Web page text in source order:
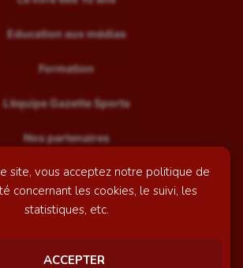
site, vous acceptez notre politique de
concernant les cookies, le suivi, les
statistiques, etc.
ACCEPTER
Education aux médias
Formation
L’équipe Gazette Sports
Nos partenaires
Recrutement
Mentions légales